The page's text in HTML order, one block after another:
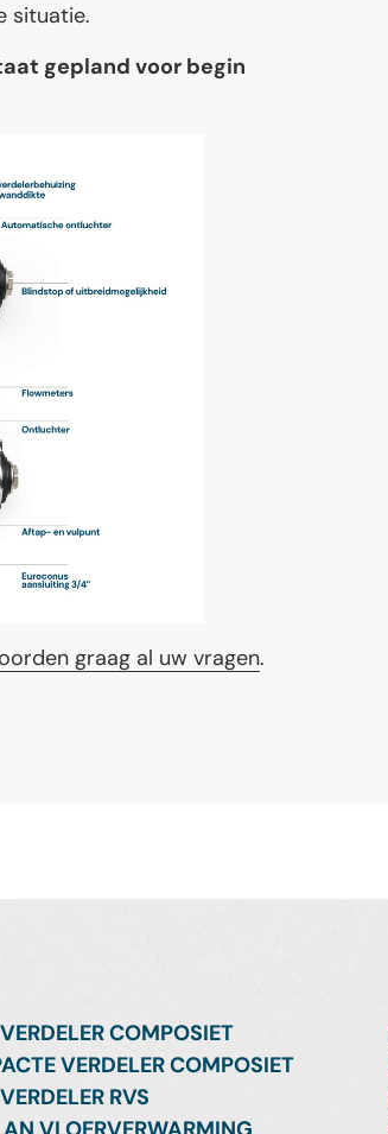
situatie.
gepland voor begin
graag al uw vragen.
COMPOSIET
VERDELER COMPOSIET
RVS